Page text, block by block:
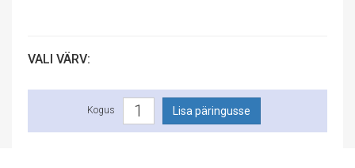
VALI VÄRV:
Kogus